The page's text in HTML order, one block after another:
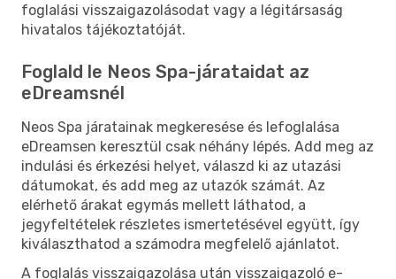
foglalási visszaigazolásodat vagy a légitársaság
hivatalos tájékoztatóját.
Foglald le Neos Spa-járataidat az
eDreamsnél
Neos Spa járatainak megkeresése és lefoglalása
eDreamsen keresztül csak néhány lépés. Add meg az
indulási és érkezési helyet, válaszd ki az utazási
dátumokat, és add meg az utazók számát. Az
elérhető árakat egymás mellett láthatod, a
jegyfeltételek részletes ismertetésével együtt, így
kiválaszthatod a számodra megfelelő ajánlatot.
A foglalás visszaigazolása után visszaigazoló e-